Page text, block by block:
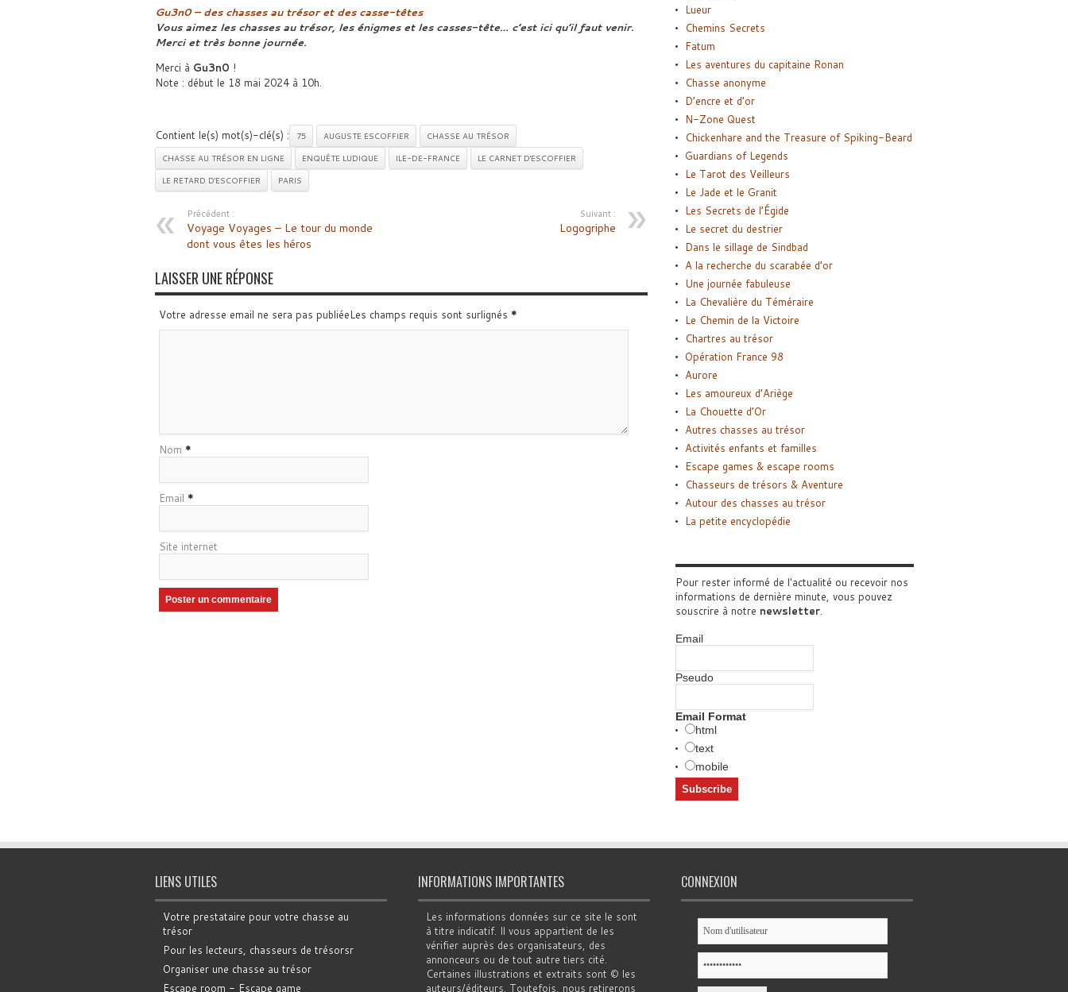
Gu3n0 – des chasses au trésor et des casse-têtes
Vous aimez les chasses au trésor, les énigmes et les casses-tête… c’est ici qu’il faut venir.
Merci et très bonne journée.
Merci à Gu3n0 !
Note : début le 18 mai 2024 à 10h.
Contient le(s) mot(s)-clé(s) : 75 AUGUSTE ESCOFFIER
CHASSE AU TRÉSOR
CHASSE AU TRÉSOR EN LIGNE
ENQUÊTE LUDIQUE ILE-DE-FRANCE
LE CARNET D'ESCOFFIER
LE RETARD D'ESCOFFIER
PARIS
Précédent :
Voyage Voyages – Le tour du monde
dont vous êtes les héros
Suivant :
Logogriphe
LAISSER UNE RÉPONSE
Votre adresse email ne sera pas publiéeLes champs requis sont surlignés *
Nom *
Email *
Site internet
Lueur
Chemins Secrets
Fatum
Les aventures du capitaine Ronan
Chasse anonyme
D’encre et d’or
N-Zone Quest
Chickenhare and the Treasure of Spiking-Beard
Guardians of Legends
Le Tarot des Veilleurs
Le Jade et le Granit
Les Secrets de l’Égide
Le secret du destrier
Dans le sillage de Sindbad
A la recherche du scarabée d’or
Une journée fabuleuse
La Chevalière du Téméraire
Le Chemin de la Victoire
Chartres au trésor
Opération France 98
Aurore
Les amoureux d’Ariège
La Chouette d’Or
Autres chasses au trésor
Activités enfants et familles
Escape games & escape rooms
Chasseurs de trésors & Aventure
Autour des chasses au trésor
La petite encyclopédie
Pour rester informé de l'actualité ou recevoir nos
informations de dernière minute, vous pouvez
souscrire à notre newsletter.
Email
Pseudo
Email Format
html
text
mobile
LIENS UTILES
Votre prestataire pour votre chasse au
trésor
Pour les lecteurs, chasseurs de trésorsr
Organiser une chasse au trésor
Escape room - Escape game
INFORMATIONS IMPORTANTES
Les informations données sur ce site le sont
à titre indicatif. Il vous appartient de les
vérifier auprès des organisateurs, des
annonceurs ou de tout autre tiers cité.
Certaines illustrations et extraits sont © les
auteurs/éditeurs. Toutefois, nous retirerons
CONNEXION